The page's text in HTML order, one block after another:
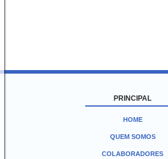
PRINCIPAL
HOME
QUEM SOMOS
COLABORADORES